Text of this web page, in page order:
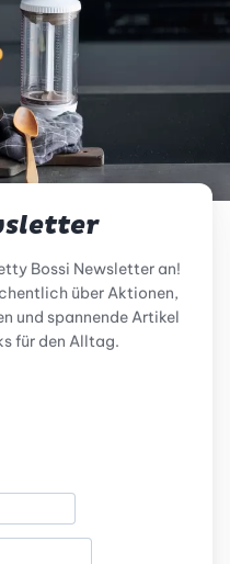
Bossi Newsletter an!
über Aktionen,
und spannende Artikel
für den Alltag.